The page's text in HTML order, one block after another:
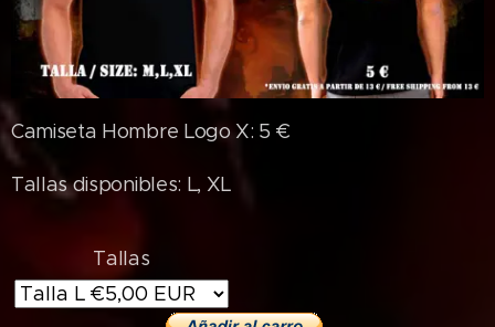
Camiseta Hombre Logo X: 5 €
Tallas disponibles: L, XL
Tallas